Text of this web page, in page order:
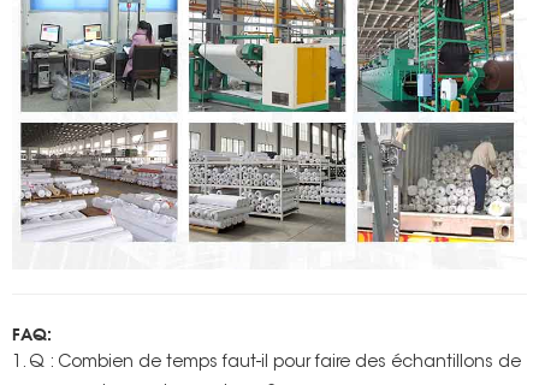
FAQ:
1. Q : Combien de temps faut-il pour faire des échantillons de